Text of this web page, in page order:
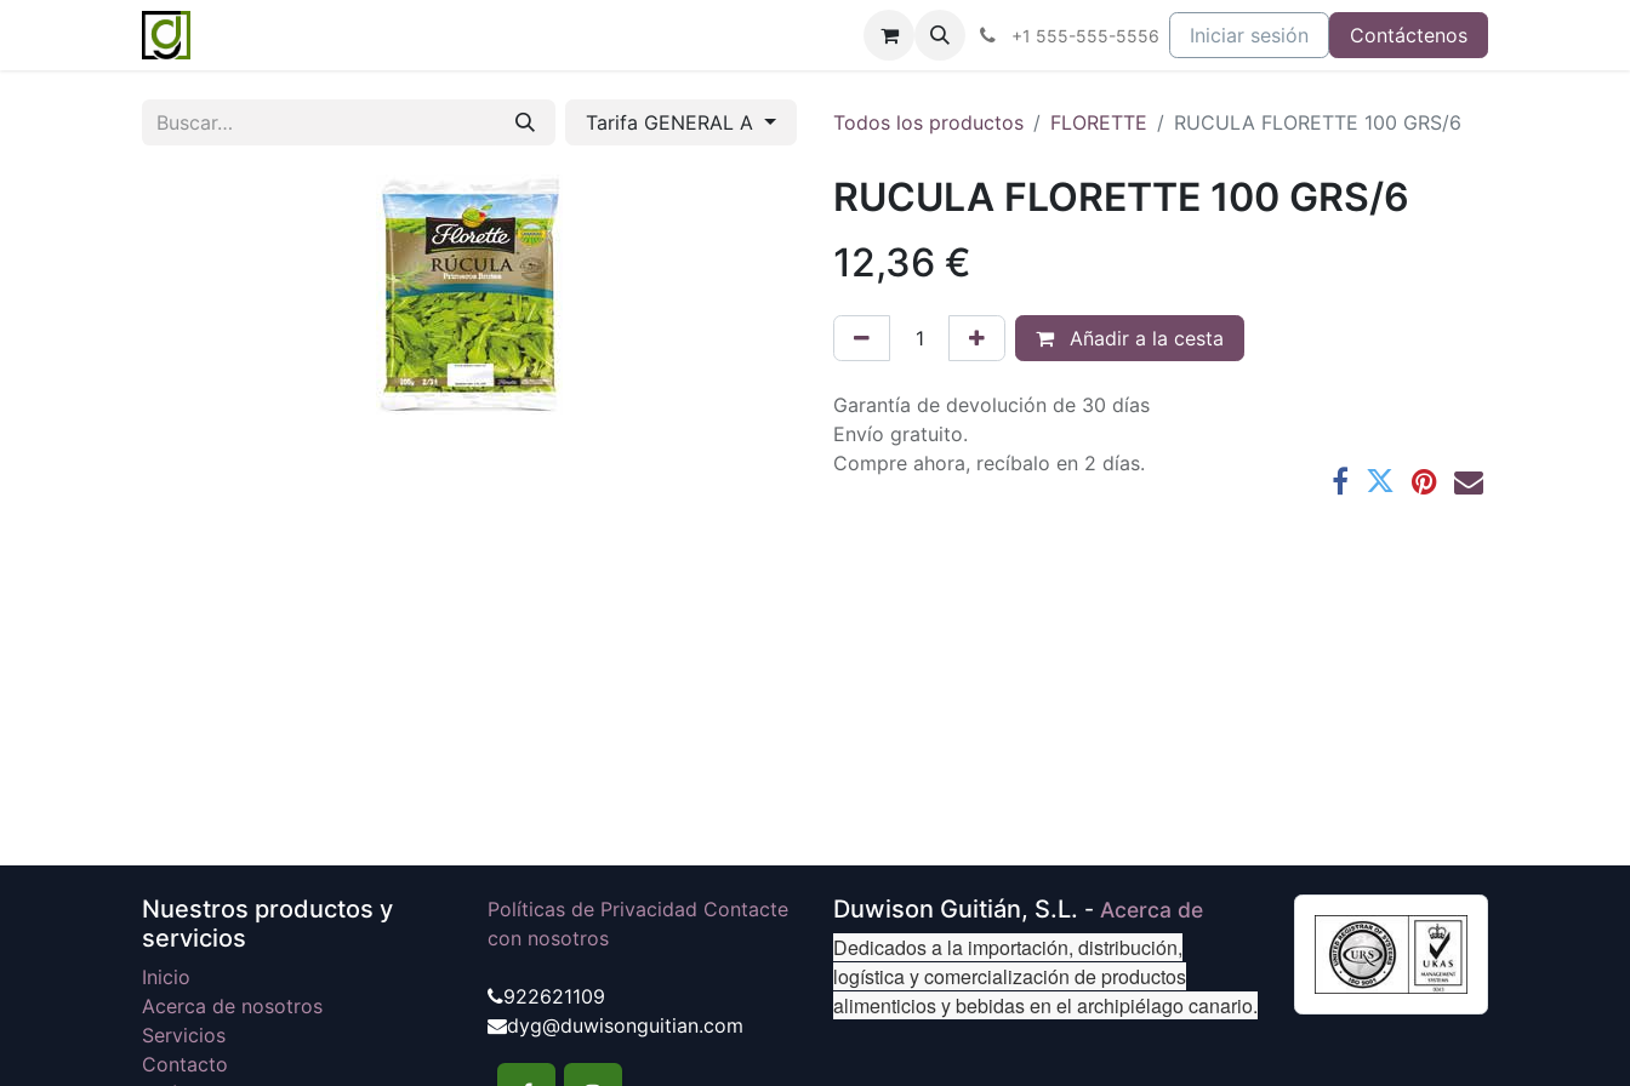
Blog Contáctenos
+1 555-555-5556 Iniciar sesión Contáctenos
Tarifa GENERAL A Todos los productos FLORETTE RUCULA FLORETTE 100 GRS/6
RUCULA FLORETTE 100 GRS/6
12,36 €
Añadir a la cesta
Garantía de devolución de 30 días
Envío gratuito.
Compre ahora, recíbalo en 2 días.
Nuestros productos y
servicios
Inicio
Acerca de nosotros
Servicios
Contacto
Políticas de Privacidad Contacte
con nosotros
922621109
dyg@duwisonguitian.com
Duwison Guitián, S.L. - Acerca de
Dedicados a la importación, distribución,
logística y comercialización de productos
alimenticios y bebidas en el archipiélago canario.